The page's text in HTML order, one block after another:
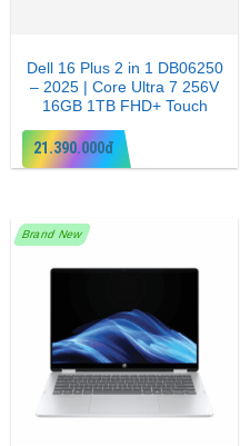
Dell 16 Plus 2 in 1 DB06250
– 2025 | Core Ultra 7 256V
16GB 1TB FHD+ Touch
21.390.000đ
Brand New